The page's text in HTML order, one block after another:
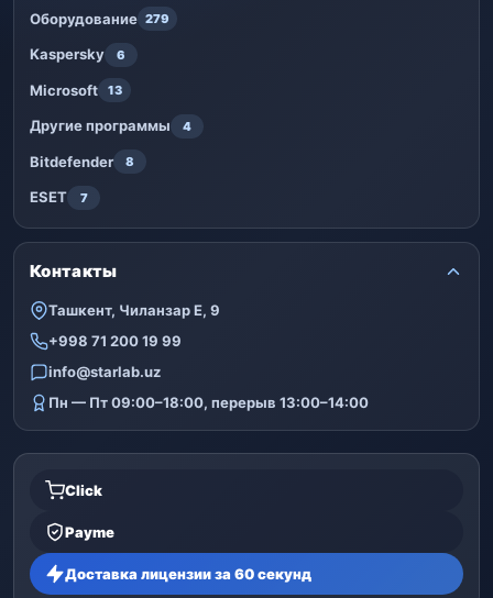
Оборудование 279
Kaspersky 6
Microsoft 13
Другие программы 4
Bitdefender 8
ESET 7
Контакты
Ташкент, Чиланзар Е, 9
+998 71 200 19 99
info@starlab.uz
Пн — Пт 09:00–18:00, перерыв 13:00–14:00
Click
Payme
Доставка лицензии за 60 секунд